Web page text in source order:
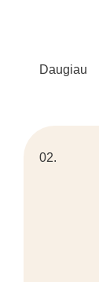
Daugiau
02.